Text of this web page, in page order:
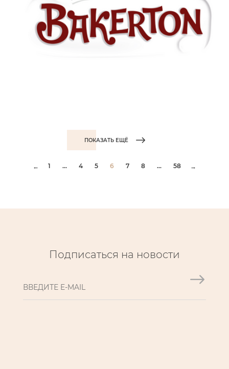
ПОКАЗАТЬ ЕЩЁ
← 1 ... 4 5 6 7 8 ... 58 →
Подписаться на новости